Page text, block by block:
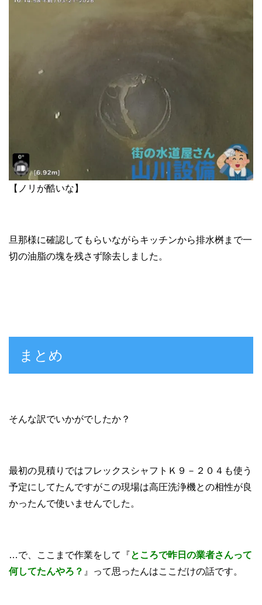
【ノリが酷いな】
旦那様に確認してもらいながらキッチンから排水桝まで一
切の油脂の塊を残さず除去しました。
まとめ
そんな訳でいかがでしたか？
最初の見積りではフレックスシャフトＫ９－２０４も使う
予定にしてたんですがこの現場は高圧洗浄機との相性が良
かったんで使いませんでした。
…で、ここまで作業をして『ところで昨日の業者さんって
何してたんやろ？ 』って思ったんはここだけの話です。